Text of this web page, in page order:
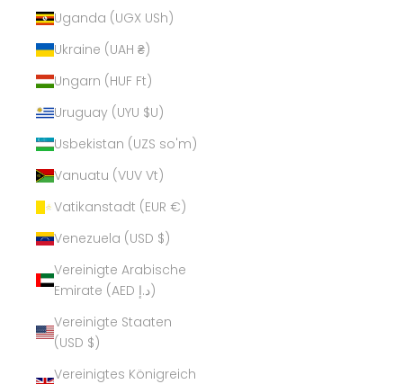
Uganda (UGX USh)
Ukraine (UAH ₴)
Ungarn (HUF Ft)
Uruguay (UYU $U)
Usbekistan (UZS so'm)
Vanuatu (VUV Vt)
Vatikanstadt (EUR €)
Venezuela (USD $)
Vereinigte Arabische
Emirate (AED د.إ)
Vereinigte Staaten
(USD $)
Vereinigtes Königreich